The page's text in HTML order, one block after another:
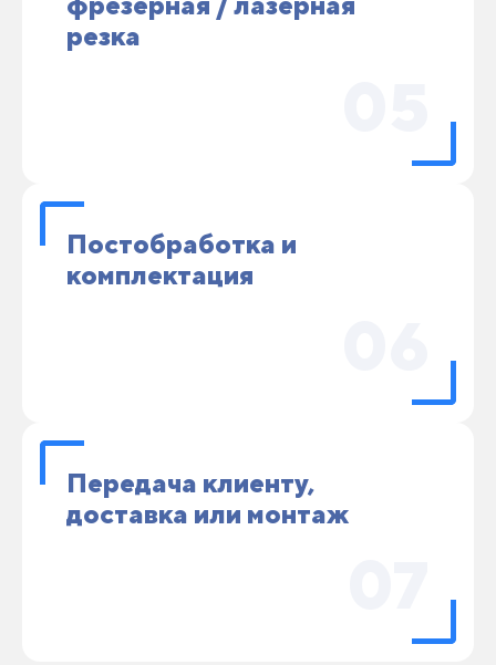
резка
Постобработка и
комплектация
Передача клиенту,
доставка или монтаж